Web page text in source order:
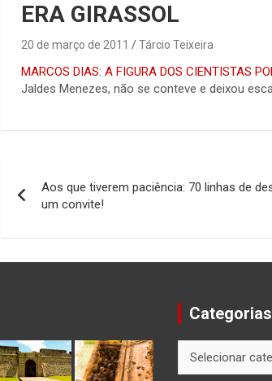
ERA GIRASSOL
20 de março de 2011 Tárcio Teixeira
MARCOS DIAS: A FIGURA DOS CIENTISTAS
Jaldes Menezes, não se conteve e deixou
de
Post
Aos que tiverem paciência: 70 linhas de
um convite!
Categorias